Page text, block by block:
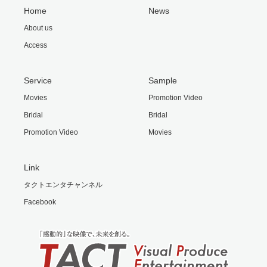
Home
About us
Access
News
Service
Movies
Bridal
Promotion Video
Sample
Promotion Video
Bridal
Movies
Link
タクトエンタチャンネル
Facebook